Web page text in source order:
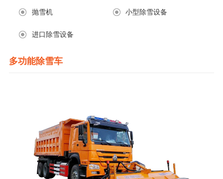
抛雪机 小型除雪设备
进口除雪设备
多功能除雪车